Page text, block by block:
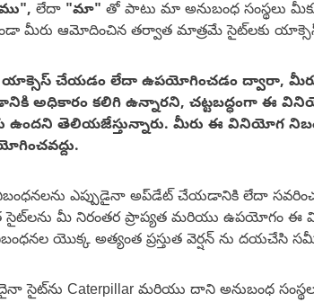
లేదా "మా" తో పాటు మా అనుబంధ సంస్థలు
మీరు ఆమోదించిన తర్వాత మాత్రమే సైట్‌లకు
చేయడం లేదా ఉపయోగించడం ద్వారా, మీరు
అధికారం కలిగి ఉన్నారని, చట్టబద్ధంగా ఈ
ఉందని తెలియజేస్తున్నారు. మీరు ఈ వినియోగ
ఎప్పుడైనా అప్‌డేట్ చేయడానికి లేదా
సైట్‌లను మీ నిరంతర ప్రాప్యత మరియు ఉపయోగం
యొక్క అత్యంత ప్రస్తుత వెర్షన్ ను దయచేసి
సైట్‌ను Caterpillar మరియు దాని అనుబంధ